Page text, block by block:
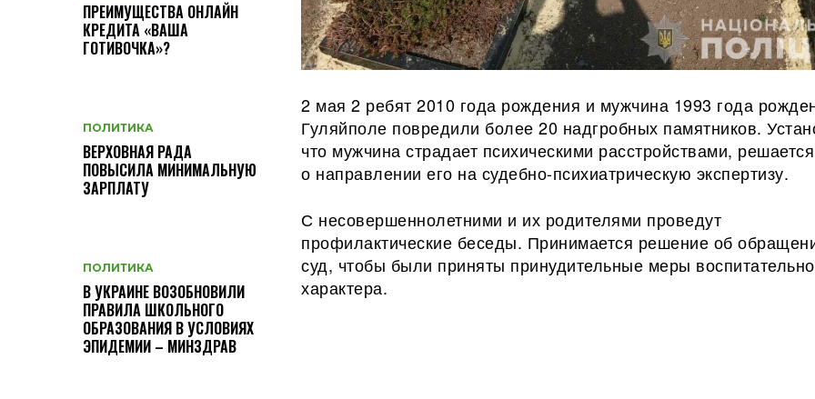
ПРЕИМУЩЕСТВА ОНЛАЙН
КРЕДИТА «ВАША
ГОТИВОЧКА»?
ПОЛИТИКА
ВЕРХОВНАЯ РАДА
ПОВЫСИЛА МИНИМАЛЬНУЮ
ЗАРПЛАТУ
ПОЛИТИКА
В УКРАИНЕ ВОЗОБНОВИЛИ
ПРАВИЛА ШКОЛЬНОГО
ОБРАЗОВАНИЯ В УСЛОВИЯХ
ЭПИДЕМИИ – МИНЗДРАВ
2 мая 2 ребят 2010 года рождения и мужчина 1993 года
Гуляйполе повредили более 20 надгробных памятников.
что мужчина страдает психическими расстройствами,
о направлении его на судебно-психиатрическую экспертизу.
С несовершеннолетними и их родителями проведут
профилактические беседы. Принимается решение об
суд, чтобы были приняты принудительные меры
характера.